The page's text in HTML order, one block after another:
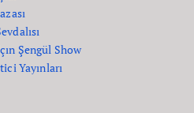
Şengül Show
Yayınları